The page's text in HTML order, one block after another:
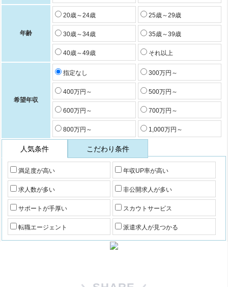
年齢
20歳～24歳 25歳～29歳
30歳～34歳 35歳～39歳
40歳～49歳 それ以上
希望年収
指定なし 300万円～
400万円～ 500万円～
600万円～ 700万円～
800万円～ 1,000万円～
人気条件 こだわり条件
満足度が高い 年収UP率が高い
求人数が多い 非公開求人が多い
サポートが手厚い スカウトサービス
転職エージェント 派遣求人が見つかる